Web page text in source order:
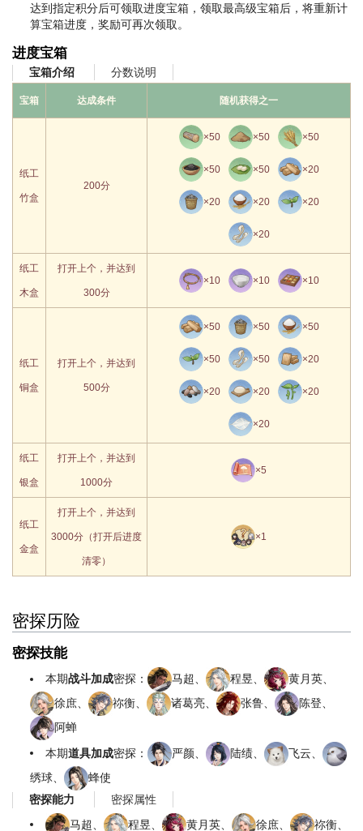
达到指定积分后可领取进度宝箱，领取最高级宝箱后，将重新计
算宝箱进度，奖励可再次领取。
进度宝箱
宝箱介绍 分数说明
宝箱 达成条件 随机获得之一
纸工
竹盒
200分
×50 ×50 ×50
×50 ×50 ×20
×20 ×20 ×20
×20
纸工
木盒
打开上个，并达到
300分
×10 ×10 ×10
纸工
铜盒
打开上个，并达到
500分
×50 ×50 ×50
×50 ×50 ×20
×20 ×20 ×20
×20
纸工
银盒
打开上个，并达到
1000分
×5
纸工
金盒
打开上个，并达到
3000分（打开后进度
清零）
×1
密探历险
密探技能
本期战斗加成密探： 马超、 程昱、
黄月英、
徐庶、
祢衡、 诸葛亮、 张鲁、
陈登、
阿蝉
本期道具加成密探： 严颜、 陆绩、
飞云、
绣球、
蜂使
密探能力
密探属性
马超、
程昱、 黄月英、 徐庶、 祢衡、